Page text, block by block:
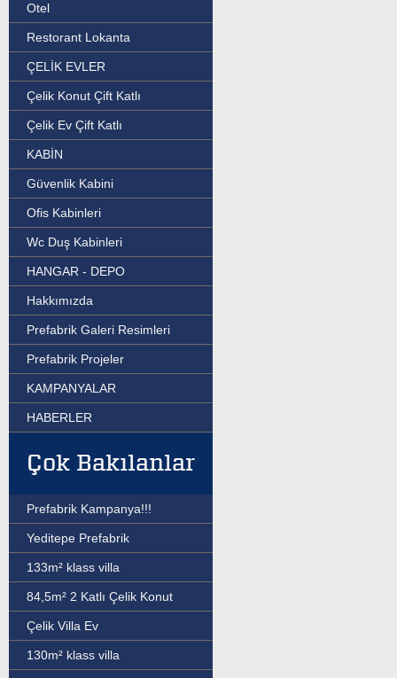
Otel
Restorant Lokanta
ÇELİK EVLER
Çelik Konut Çift Katlı
Çelik Ev Çift Katlı
KABİN
Güvenlik Kabini
Ofis Kabinleri
Wc Duş Kabinleri
HANGAR - DEPO
Hakkımızda
Prefabrik Galeri Resimleri
Prefabrik Projeler
KAMPANYALAR
HABERLER
Çok Bakılanlar
Prefabrik Kampanya!!!
Yeditepe Prefabrik
133m² klass villa
84,5m² 2 Katlı Çelik Konut
Çelik Villa Ev
130m² klass villa